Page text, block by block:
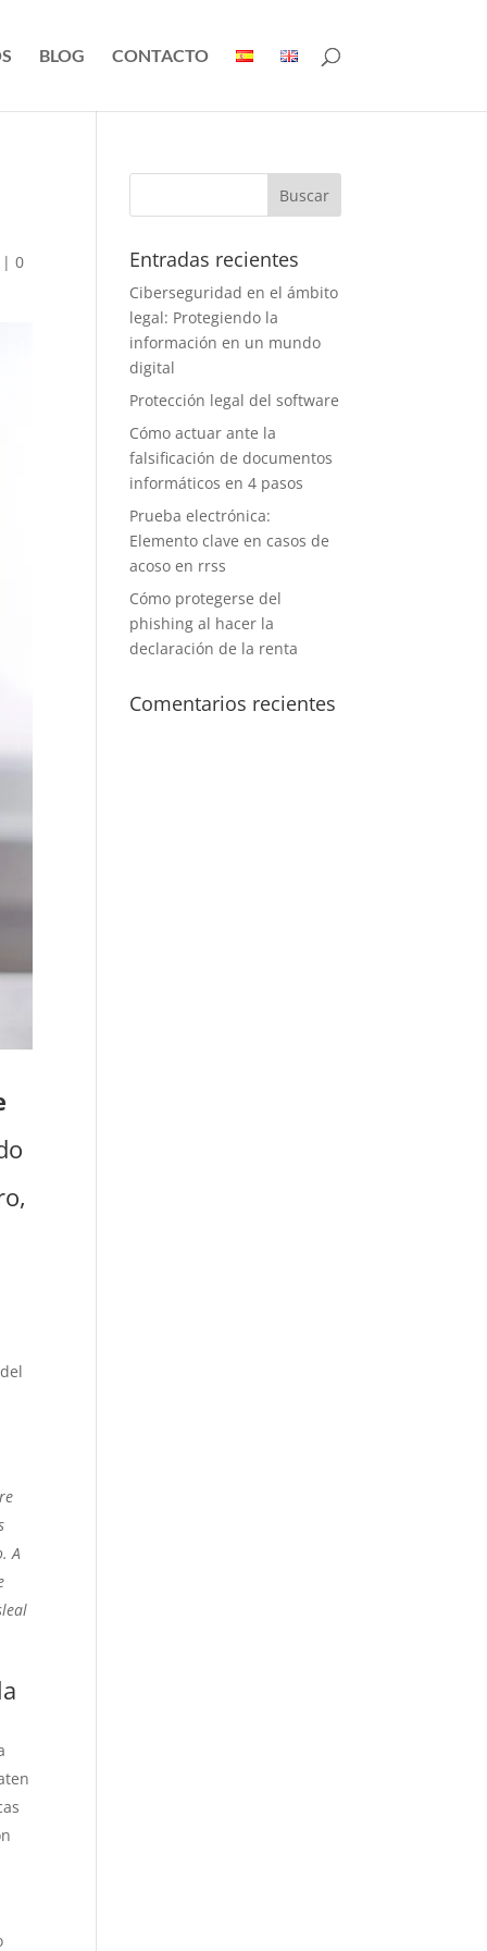
BLOG CONTACTO
|0
A
Entradas recientes
Ciberseguridad en el ámbito
legal: Protegiendo la
información en un mundo
digital
Protección legal del software
Cómo actuar ante la
falsificación de documentos
informáticos en 4 pasos
Prueba electrónica:
Elemento clave en casos de
acoso en rrss
Cómo protegerse del
phishing al hacer la
declaración de la renta
Comentarios recientes